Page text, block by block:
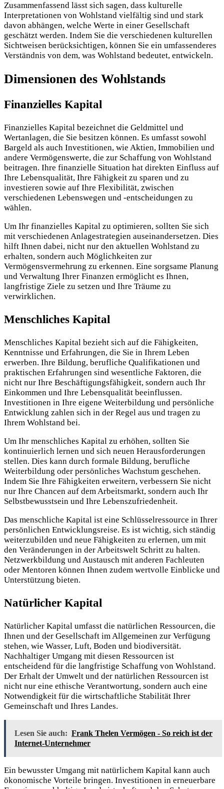
Zusammenfassend lässt sich sagen, dass kulturelle
Interpretationen von Wohlstand vielfältig sind und stark
davon abhängen, welche Werte in einer Gesellschaft
geschätzt werden. Indem Sie die verschiedenen kulturellen
Sichtweisen berücksichtigen, können Sie ein umfassenderes
Verständnis von dem, was Wohlstand bedeutet, entwickeln.
Dimensionen des Wohlstands
Finanzielles Kapital
Finanzielles Kapital bezeichnet die Geldmittel und
Wertanlagen, die Sie besitzen können. Es umfasst sowohl
Bargeld als auch Investitionen, wie Aktien, Immobilien und
andere Vermögenswerte, die zur Schaffung von Wohlstand
beitragen. Ihre finanzielle Situation hat direkten Einfluss auf
Ihre Lebensqualität, Ihre Fähigkeit zu sparen und zu
investieren sowie auf Ihre Flexibilität, zwischen
verschiedenen Lebenswegen und -entscheidungen zu
wählen.
Um Ihr finanzielles Kapital zu optimieren, sollten Sie sich
mit verschiedenen Anlagestrategien auseinandersetzen. Dies
hilft Ihnen dabei, nicht nur den aktuellen Wohlstand zu
erhalten, sondern auch Möglichkeiten zur
Vermögensvermehrung zu erkennen. Eine sorgsame Planung
und Verwaltung Ihrer Finanzen ermöglicht es Ihnen,
langfristige Ziele zu setzen und Ihre Träume zu
verwirklichen.
Menschliches Kapital
Menschliches Kapital bezieht sich auf die Fähigkeiten,
Kenntnisse und Erfahrungen, die Sie in Ihrem Leben
erwerben. Ihre Bildung, berufliche Qualifikationen und
praktischen Erfahrungen sind wesentliche Faktoren, die
nicht nur Ihre Beschäftigungsfähigkeit, sondern auch Ihr
Einkommen und Ihre Lebensqualität beeinflussen.
Investitionen in Ihre eigene Weiterbildung und persönliche
Entwicklung zahlen sich in der Regel aus und tragen zu
Ihrem Wohlstand bei.
Um Ihr menschliches Kapital zu erhöhen, sollten Sie
kontinuierlich lernen und sich neuen Herausforderungen
stellen. Dies kann durch formale Bildung, berufliche
Weiterbildung oder persönliches Wachstum geschehen.
Indem Sie Ihre Fähigkeiten erweitern, verbessern Sie nicht
nur Ihre Chancen auf dem Arbeitsmarkt, sondern auch Ihr
Selbstbewusstsein und Ihre Lebenszufriedenheit.
Das menschliche Kapital ist eine Schlüsselressource in Ihrer
persönlichen Entwicklungsreise. Es ist wichtig, sich ständig
weiterzubilden und neue Fähigkeiten zu erlernen, um mit
den Veränderungen in der Arbeitswelt Schritt zu halten.
Netzwerkbildung und Austausch mit anderen Fachleuten
oder Mentoren können Ihnen zudem wertvolle Einblicke und
Unterstützung bieten.
Natürlicher Kapital
Natürlicher Kapital umfasst die natürlichen Ressourcen, die
Ihnen und der Gesellschaft im Allgemeinen zur Verfügung
stehen, wie Wasser, Luft, Boden und biodiversität.
Nachhaltiger Umgang mit diesen Ressourcen ist
entscheidend für die langfristige Schaffung von Wohlstand.
Der Erhalt der Umwelt und der natürlichen Ressourcen ist
nicht nur eine ethische Verantwortung, sondern auch eine
Notwendigkeit für die wirtschaftliche Stabilität Ihrer
Gemeinschaft und Ihres Landes.
Lesen Sie auch: Frank Thelen Vermögen - So reich ist der
Internet-Unternehmer
Ein bewusster Umgang mit natürlichem Kapital kann auch
ökonomische Vorteile bringen. Investitionen in erneuerbare